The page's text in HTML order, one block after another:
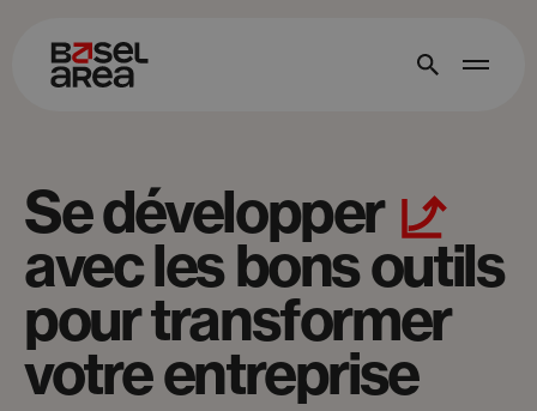
Se développer
avec les bons outils
pour transformer
votre entreprise